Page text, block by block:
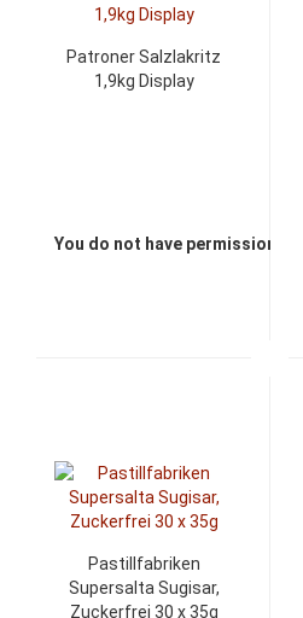
Patroner Salzlakritz
1,9kg Display
You do not have permission
Pastillfabriken
Supersalta Sugisar,
Zuckerfrei 30 x 35g